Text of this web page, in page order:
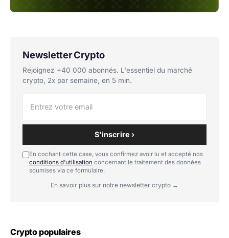
Newsletter Crypto
Rejoignez +40 000 abonnés. L'essentiel du marché
crypto, 2x par semaine, en 5 min.
S'inscrire ›
En cochant cette case, vous confirmez avoir lu et accepté nos
conditions d'utilisation concernant le traitement des données
soumises via ce formulaire.
En savoir plus sur notre newsletter crypto →
Crypto populaires